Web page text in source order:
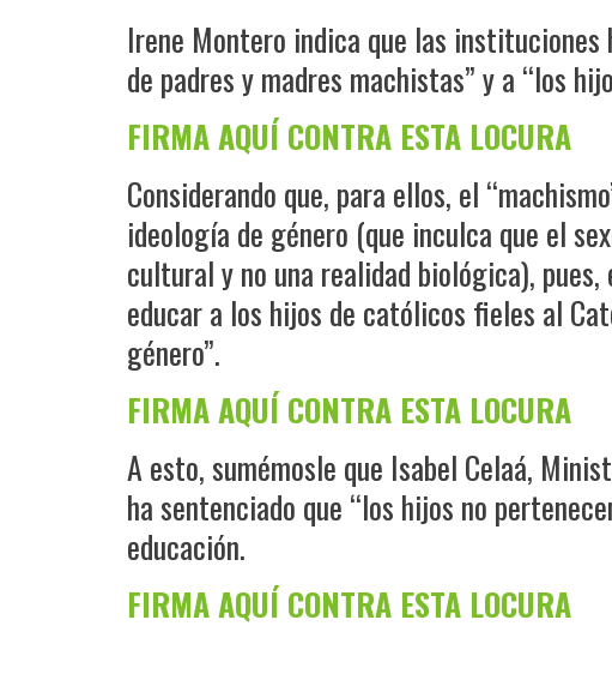
Irene Montero indica que las
de padres y madres machistas” y a “los
FIRMA AQUÍ CONTRA ESTA LOCURA
Considerando que, para ellos, el
ideología de género (que inculca que el
cultural y no una realidad biológica),
educar a los hijos de católicos fieles al
género”.
FIRMA AQUÍ CONTRA ESTA LOCURA
A esto, sumémosle que Isabel Celaá,
ha sentenciado que “los hijos no
educación.
FIRMA AQUÍ CONTRA ESTA LOCURA